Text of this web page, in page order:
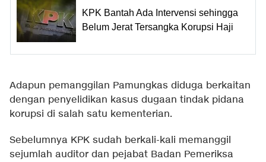
KPK Bantah Ada Intervensi sehingga
Belum Jerat Tersangka Korupsi Haji
Adapun pemanggilan Pamungkas diduga berkaitan
dengan penyelidikan kasus dugaan tindak pidana
korupsi di salah satu kementerian.
Sebelumnya KPK sudah berkali-kali memanggil
sejumlah auditor dan pejabat Badan Pemeriksa